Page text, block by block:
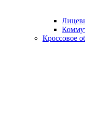
Кроссовое